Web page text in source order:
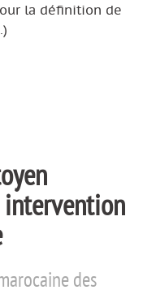
la définition de
intervention
des